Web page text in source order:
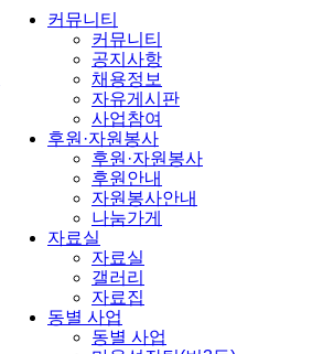
커뮤니티
커뮤니티
공지사항
채용정보
자유게시판
사업참여
후원·자원봉사
후원·자원봉사
후원안내
자원봉사안내
나눔가게
자료실
자료실
갤러리
자료집
동별 사업
동별 사업